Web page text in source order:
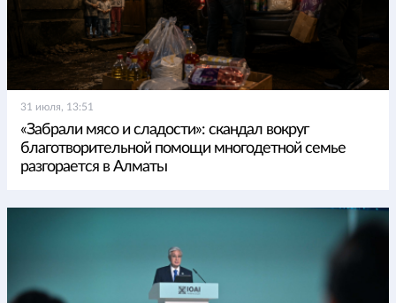
31 июля, 13:51
«Забрали мясо и сладости»: скандал вокруг
благотворительной помощи многодетной семье
разгорается в Алматы